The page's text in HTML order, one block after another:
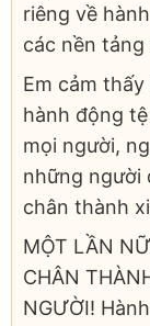
riêng về
các nền tảng
Em cảm
hành động
mọi người,
những người
chân thành
MỘT LẦN
CHÂN
NGƯỜI!